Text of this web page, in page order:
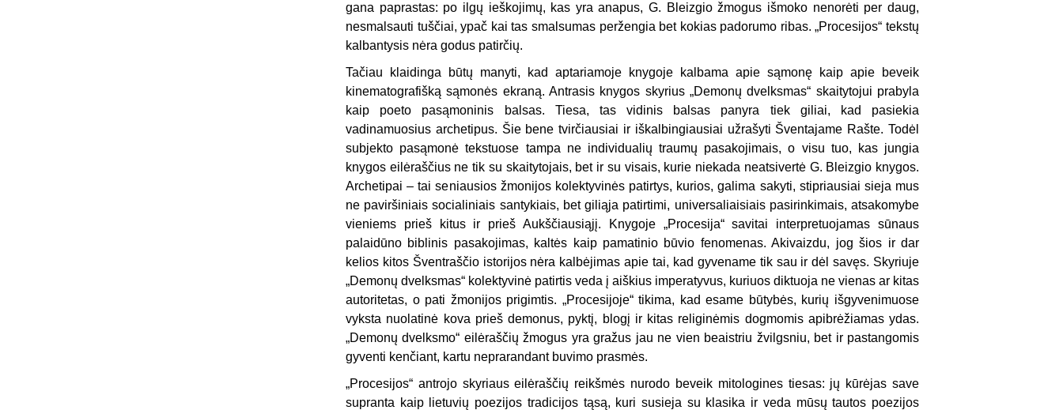
gana paprastas: po ilgų ieškojimų, kas yra anapus, G. Bleizgio žmogus išmoko nenorėti per daug,
nesmalsauti tuščiai, ypač kai tas smalsumas peržengia bet kokias padorumo ribas. „Procesijos“ tekstų
kalbantysis nėra godus patirčių.
Tačiau klaidinga būtų manyti, kad aptariamoje knygoje kalbama apie sąmonę kaip apie beveik
kinematografišką sąmonės ekraną. Antrasis knygos skyrius „Demonų dvelksmas“ skaitytojui prabyla
kaip poeto pasąmoninis balsas. Tiesa, tas vidinis balsas panyra tiek giliai, kad pasiekia
vadinamuosius archetipus. Šie bene tvirčiausiai ir iškalbingiausiai užrašyti Šventajame Rašte. Todėl
subjekto pasąmonė tekstuose tampa ne individualių traumų pasakojimais, o visu tuo, kas jungia
knygos eilėraščius ne tik su skaitytojais, bet ir su visais, kurie niekada neatsivertė G. Bleizgio knygos.
Archetipai – tai seniausios žmonijos kolektyvinės patirtys, kurios, galima sakyti, stipriausiai sieja mus
ne paviršiniais socialiniais santykiais, bet giliąja patirtimi, universaliaisiais pasirinkimais, atsakomybe
vieniems prieš kitus ir prieš Aukščiausiąjį. Knygoje „Procesija“ savitai interpretuojamas sūnaus
palaidūno biblinis pasakojimas, kaltės kaip pamatinio būvio fenomenas. Akivaizdu, jog šios ir dar
kelios kitos Šventraščio istorijos nėra kalbėjimas apie tai, kad gyvename tik sau ir dėl savęs. Skyriuje
„Demonų dvelksmas“ kolektyvinė patirtis veda į aiškius imperatyvus, kuriuos diktuoja ne vienas ar kitas
autoritetas, o pati žmonijos prigimtis. „Procesijoje“ tikima, kad esame būtybės, kurių išgyvenimuose
vyksta nuolatinė kova prieš demonus, pyktį, blogį ir kitas religinėmis dogmomis apibrėžiamas ydas.
„Demonų dvelksmo“ eilėraščių žmogus yra gražus jau ne vien beaistriu žvilgsniu, bet ir pastangomis
gyventi kenčiant, kartu neprarandant buvimo prasmės.
„Procesijos“ antrojo skyriaus eilėraščių reikšmės nurodo beveik mitologines tiesas: jų kūrėjas save
supranta kaip lietuvių poezijos tradicijos tąsą, kuri susieja su klasika ir veda mūsų tautos poezijos